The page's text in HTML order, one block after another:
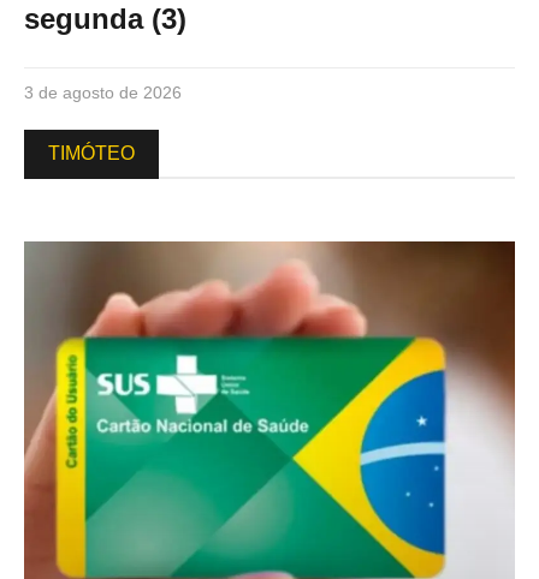
segunda (3)
3 de agosto de 2026
TIMÓTEO